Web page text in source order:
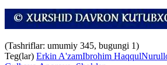
(Tashriflar: umumiy 345, bugungi 1)
Teg(lar) Erkin A'zamIbrohim Haqqul